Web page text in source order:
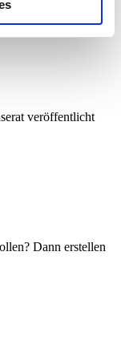
Partner für
weiter. Unsere
mit
der Dienste
veröffentlicht
Dann erstellen